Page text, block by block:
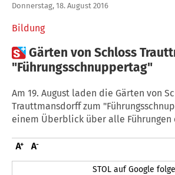
Bildung
Donnerstag, 18. August 2016
Gärten von Schloss
"Führungsschnuppertag"
Am 19. August laden die Gärten von
Trauttmansdorff zum
einem Überblick über alle Führungen
STOL auf Google